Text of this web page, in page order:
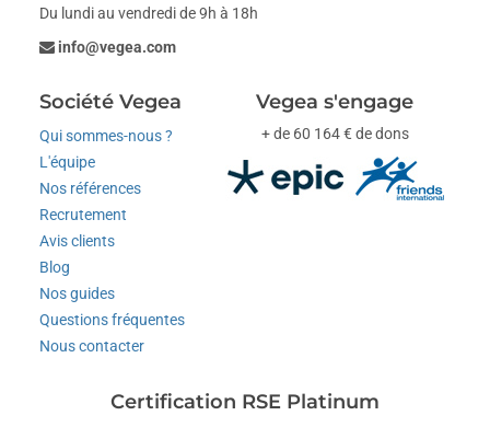
Du lundi au vendredi de 9h à 18h
info@vegea.com
Société Vegea
Qui sommes-nous ?
L'équipe
Nos références
Recrutement
Avis clients
Blog
Nos guides
Questions fréquentes
Nous contacter
Vegea s'engage
+ de 60 164 € de dons
Certification RSE Platinum